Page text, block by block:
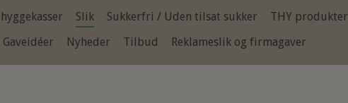
Slik Sukkerfri / Uden tilsat sukker THY produkter
Gaveidéer Nyheder Tilbud Reklameslik og firmagaver